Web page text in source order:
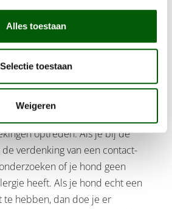
Alles toestaan
Selectie toestaan
Weigeren
zegt het al, maar een
doordat je hond in aanraking
stof. Vaak krijgt de hond last
dat hij in aanraking komt met
optreden. Als je bij de
verdenking van een contact-
of je hond geen
heeft. Als je hond echt een
te hebben, dan doe je er